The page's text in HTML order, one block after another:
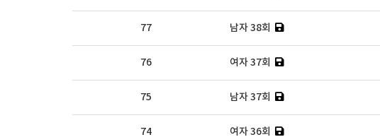
77 남자 38회
76 여자 37회
75 남자 37회
74 여자 36회